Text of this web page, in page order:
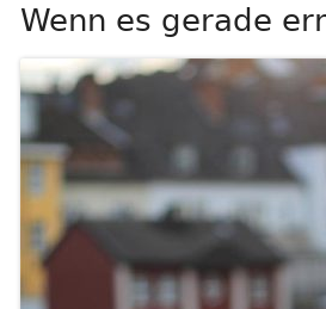
Wenn es gerade